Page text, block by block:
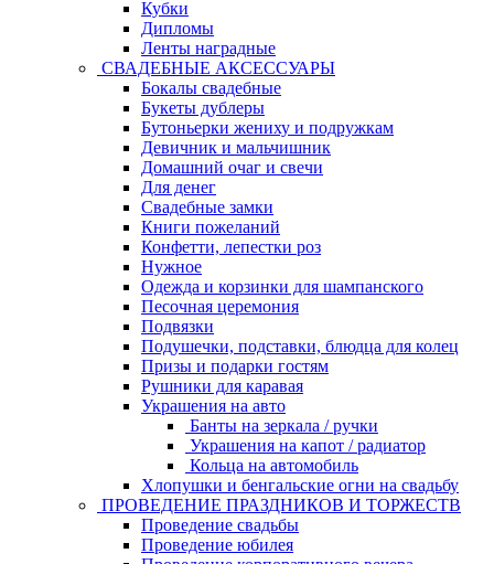
Кубки
Дипломы
Ленты наградные
СВАДЕБНЫЕ АКСЕССУАРЫ
Бокалы свадебные
Букеты дублеры
Бутоньерки жениху и подружкам
Девичник и мальчишник
Домашний очаг и свечи
Для денег
Свадебные замки
Книги пожеланий
Конфетти, лепестки роз
Нужное
Одежда и корзинки для шампанского
Песочная церемония
Подвязки
Подушечки, подставки, блюдца для колец
Призы и подарки гостям
Рушники для каравая
Украшения на авто
Банты на зеркала / ручки
Украшения на капот / радиатор
Кольца на автомобиль
Хлопушки и бенгальские огни на свадьбу
ПРОВЕДЕНИЕ ПРАЗДНИКОВ И ТОРЖЕСТВ
Проведение свадьбы
Проведение юбилея